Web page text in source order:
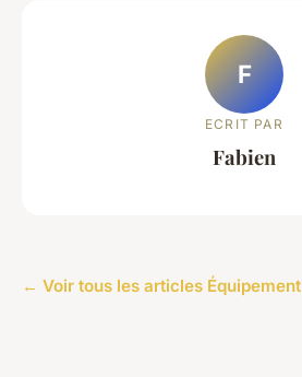
F
ECRIT PAR
Fabien
← Voir tous les articles Équipement